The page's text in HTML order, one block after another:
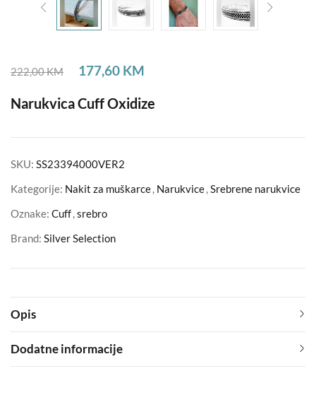
222,00KM 177,60 KM
Narukvica Cuff Oxidize
SKU: SS23394000VER2
Kategorije: Nakit za muškarce, Narukvice,Srebrene narukvice
Oznake: Cuff,srebro
Brand: Silver Selection
Opis
Dodatne informacije